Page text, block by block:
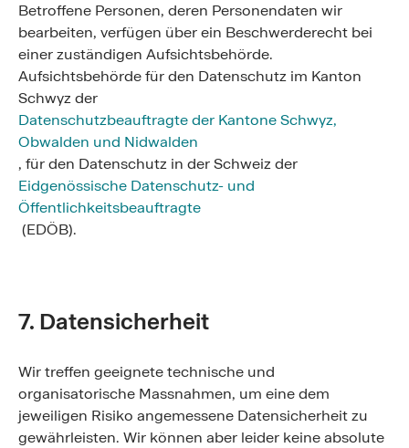
Betroffene Personen, deren Personendaten wir
bearbeiten, verfügen über ein Beschwerderecht bei
einer zuständigen Aufsichtsbehörde.
Aufsichtsbehörde für den Datenschutz im Kanton
Schwyz der
Datenschutzbeauftragte der Kantone Schwyz,
Obwalden und Nidwalden
, für den Datenschutz in der Schweiz der
Eidgenössische Datenschutz- und
Öffentlichkeitsbeauftragte
(EDÖB).
7. Datensicherheit
Wir treffen geeignete technische und
organisatorische Massnahmen, um eine dem
jeweiligen Risiko angemessene Datensicherheit zu
gewährleisten. Wir können aber leider keine absolute